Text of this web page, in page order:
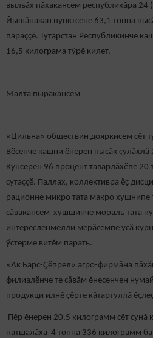
выльӑх пӑхакансем республикӑра
Йышăнакан пунктсене 63,1 тонна
параççӗ. Тутарстан Республикинче
16,5 килограма тӳрӗ килет.
Малта пыракансем
«Цильна» обществин дояркисем сӗт
Вӗсенче кашни ӗнерен пысăк çулăхлă
Кунсерен 96 процент таварлăхӗпе
сутаççӗ. Паллах, коллективра ӗҫ
рационне микро тата макро хушнипе
сăвакансем хушшинче мораль тата
интересленмелли мерӑсемпе усӑ
ӳстерме витӗм парать.
«Ак Барс-Ҫӗпрел» агро-фирмăна
филиалӗнче те сăвăм ӗнесенчен
продукци илнӗ çӗрте кăтартуллă
Пӗр ӗнерен 20,5 килограмм сӗт сунă
патшалӑха 4 тонна 336 килограмм